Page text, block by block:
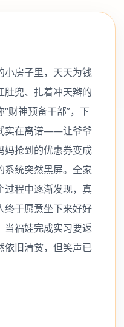
小房子里，天天为钱
肚兜、扎着冲天辫的
财神预备干部”，下
实在离谱——让爷爷
妈抢到的优惠券变成
系统突然黑屏。全家
过程中逐渐发现，真
终于愿意坐下来好好
当福娃完成实习要返
依旧清贫，但笑声已